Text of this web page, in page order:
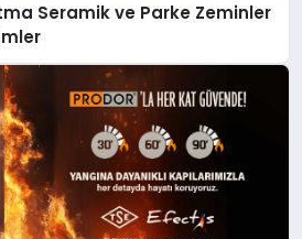
Seramik ve Parke Zeminler